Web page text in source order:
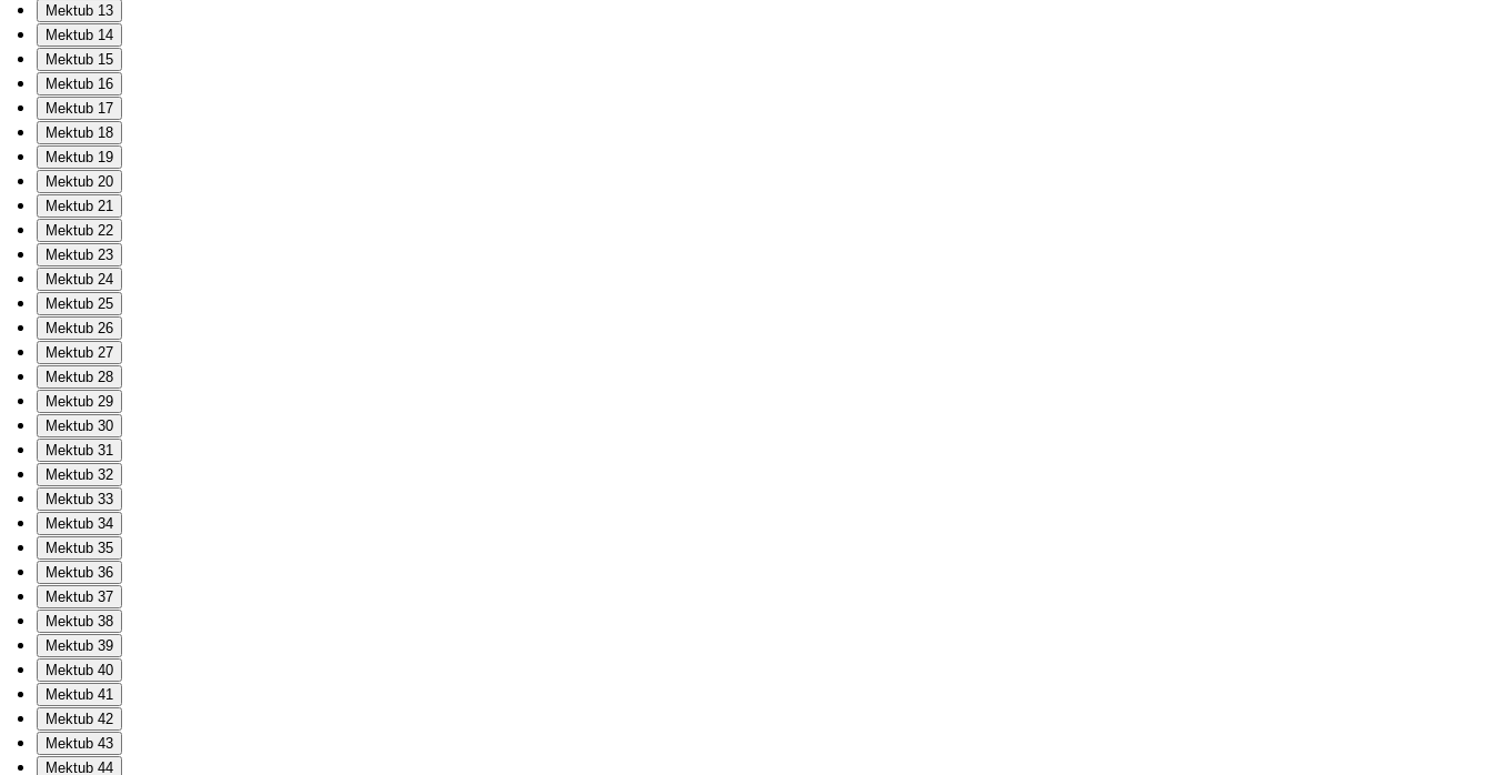
Mektub 13
Mektub 14
Mektub 15
Mektub 16
Mektub 17
Mektub 18
Mektub 19
Mektub 20
Mektub 21
Mektub 22
Mektub 23
Mektub 24
Mektub 25
Mektub 26
Mektub 27
Mektub 28
Mektub 29
Mektub 30
Mektub 31
Mektub 32
Mektub 33
Mektub 34
Mektub 35
Mektub 36
Mektub 37
Mektub 38
Mektub 39
Mektub 40
Mektub 41
Mektub 42
Mektub 43
Mektub 44